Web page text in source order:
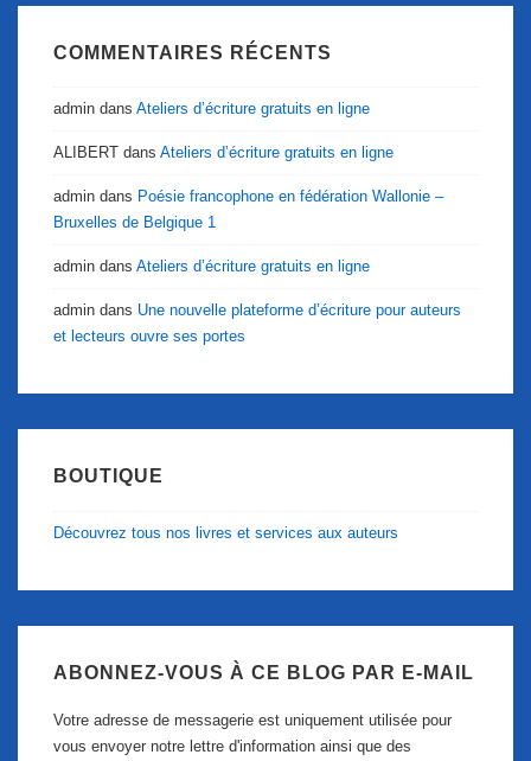
COMMENTAIRES RÉCENTS
admin dans Ateliers d’écriture gratuits en ligne
ALIBERT dans Ateliers d’écriture gratuits en ligne
admin dans Poésie francophone en fédération Wallonie –
Bruxelles de Belgique 1
admin dans Ateliers d’écriture gratuits en ligne
admin dans Une nouvelle plateforme d’écriture pour auteurs
et lecteurs ouvre ses portes
BOUTIQUE
Découvrez tous nos livres et services aux auteurs
ABONNEZ-VOUS À CE BLOG PAR E-MAIL
Votre adresse de messagerie est uniquement utilisée pour
vous envoyer notre lettre d'information ainsi que des